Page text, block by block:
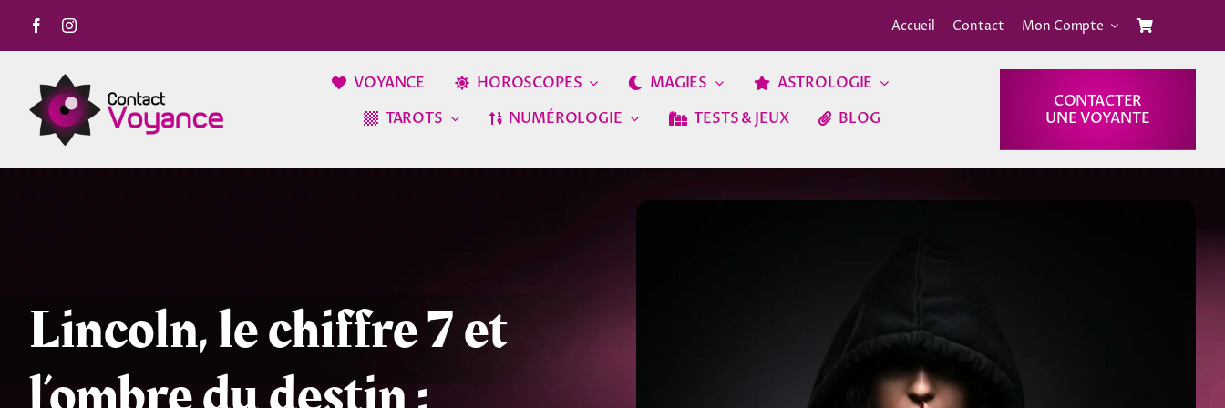
Passer
Accueil Contact Mon Compte
VOYANCE HOROSCOPES MAGIES
ASTROLOGIE
TAROTS
NUMÉROLOGIE TESTS & JEUX BLOG
CONTACTER
UNE VOYANTE
Lincoln, le chiffre 7 et